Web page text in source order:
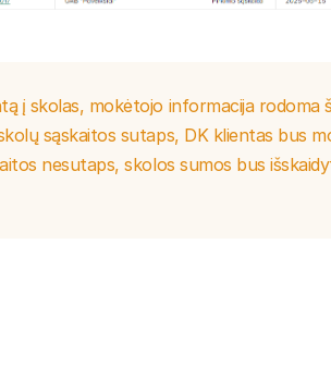
į skolas, mokėtojo informacija rodoma
sąskaitos sutaps, DK klientas bus
nesutaps, skolos sumos bus